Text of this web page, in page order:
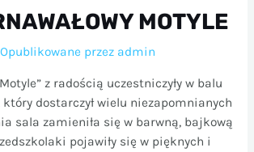
MOTYLE
przez admin
z radością uczestniczyły w balu
który dostarczył wielu niezapomnianych
sala zamieniła się w barwną, bajkową
pojawiły się w pięknych i